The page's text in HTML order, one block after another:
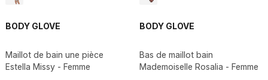
BODY GLOVE
Maillot de bain une pièce
Estella Missy - Femme
BODY GLOVE
Bas de maillot bain
Mademoiselle Rosalia - Femme